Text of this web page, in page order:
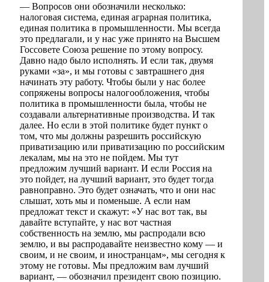
— Вопросов они обозначили несколько:
налоговая система, единая аграрная политика,
единая политика в промышленности. Мы всегда
это предлагали, и у нас уже принято на Высшем
Госсовете Союза решение по этому вопросу.
Давно надо было исполнять. И если так, двумя
руками «за», и мы готовы с завтрашнего дня
начинать эту работу. Чтобы были у нас более
сопряжены вопросы налогообложения, чтобы
политика в промышленности была, чтобы не
создавали альтернативные производства. И так
далее. Но если в этой политике будет пункт о
том, что мы должны разрешить российскую
приватизацию или приватизацию по российским
лекалам, мы на это не пойдем. Мы тут
предложим лучший вариант. И если Россия на
это пойдет, на лучший вариант, это будет тогда
равноправно. Это будет означать, что и они нас
слышат, хоть мы и поменьше. А если нам
предложат текст и скажут: «У нас вот так, вы
давайте вступайте, у нас вот частная
собственность на землю, мы распродали всю
землю, и вы распродавайте неизвестно кому — и
своим, и не своим, и иностранцам», мы сегодня к
этому не готовы. Мы предложим вам лучший
вариант, — обозначил президент свою позицию.